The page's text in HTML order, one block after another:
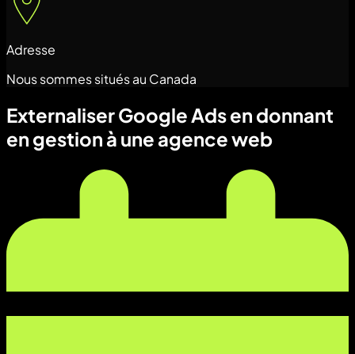
Adresse
Nous sommes situés au Canada
Externaliser Google Ads en donnant
en gestion à une agence web